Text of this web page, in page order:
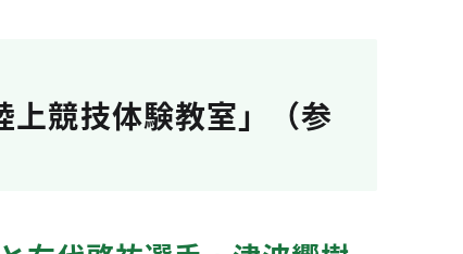
競技体験教室」（参